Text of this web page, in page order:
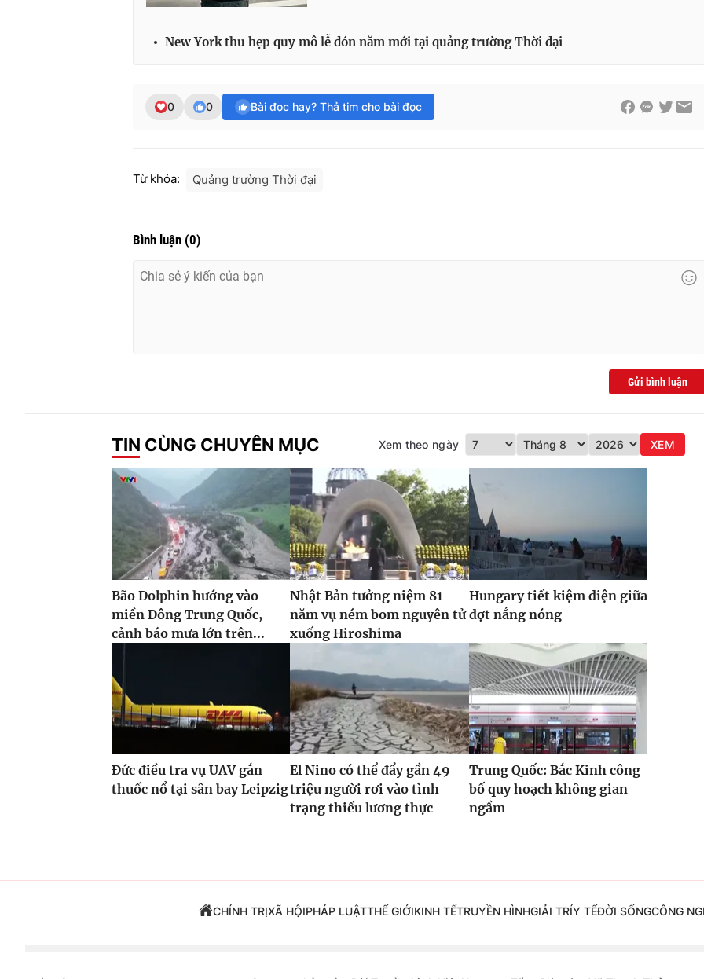
New York thu hẹp quy mô lễ đón năm mới tại quảng trường Thời đại
0 0 Bài đọc hay? Thả tim cho bài đọc
Từ khóa: Quảng trường Thời đại
Bình luận (0)
Gửi bình luận
TIN CÙNG CHUYÊN MỤC Xem theo ngày XEM
Bão Dolphin hướng vào
miền Đông Trung Quốc,
cảnh báo mưa lớn trên...
Nhật Bản tưởng niệm 81
năm vụ ném bom nguyên tử
xuống Hiroshima
Hungary tiết kiệm điện giữa
đợt nắng nóng
Đức điều tra vụ UAV gắn
thuốc nổ tại sân bay Leipzig
El Nino có thể đẩy gần 49
triệu người rơi vào tình
trạng thiếu lương thực
Trung Quốc: Bắc Kinh công
bố quy hoạch không gian
ngầm
CHÍNH TRỊXÃ HỘIPHÁP LUẬTTHẾ GIỚIKINH TẾTRUYỀN HÌNHGIẢI TRÍY TẾĐỜI SỐNGCÔNG